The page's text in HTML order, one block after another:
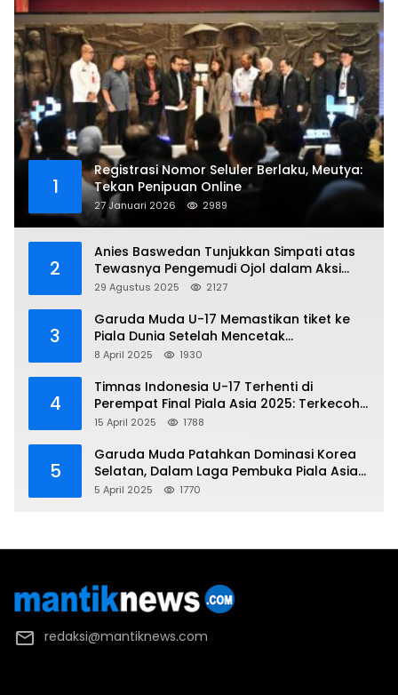
1
Registrasi Nomor Seluler Berlaku, Meutya:
Tekan Penipuan Online
27 Januari 2026 2989
2
Anies Baswedan Tunjukkan Simpati atas
Tewasnya Pengemudi Ojol dalam Aksi
Demo
29 Agustus 2025 2127
3
Garuda Muda U-17 Memastikan tiket ke
Piala Dunia Setelah Mencetak
Kemenangan Gemilang atas Yaman 4-1 di
8 April 2025 1930
4
Timnas Indonesia U-17 Terhenti di
Perempat Final Piala Asia 2025: Terkecoh
Korea Utara
15 April 2025 1788
5
Garuda Muda Patahkan Dominasi Korea
Selatan, Dalam Laga Pembuka Piala Asia
2025 U-17
5 April 2025 1770
redaksi@mantiknews.com